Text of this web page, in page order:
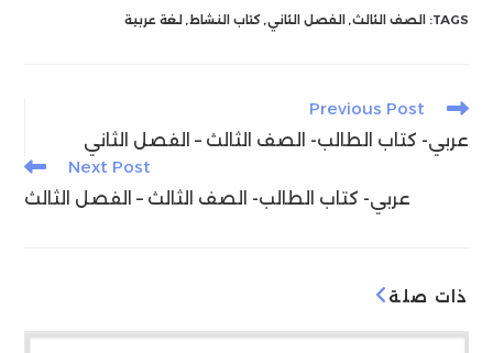
c
b
o
k
itt
ai
at
p
k
n
e
m
ss
g
er
TAGS: الصف الثالث, الفصل الثاني, كتاب النشاط, لغة عربية
Read
articles
Previous Post
عربي- كتاب الطالب- الصف الثالث – الفصل الثاني
Next Post
عربي- كتاب الطالب- الصف الثالث – الفصل الثالث
ذات صلة